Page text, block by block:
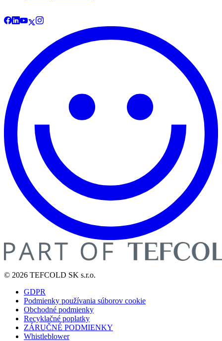
© 2026 TEFCOLD SK s.r.o.
GDPR
Podmienky používania súborov cookie
Obchodné podmienky
Recyklačné poplatky
ZÁRUČNÉ PODMIENKY
Whistleblower